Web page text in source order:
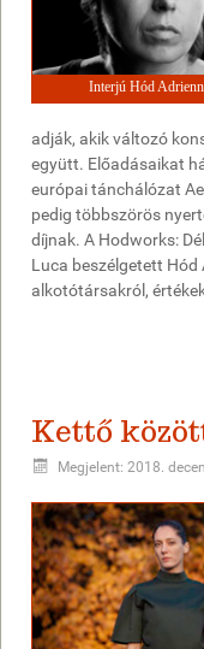
Interjú Hód
adják, akik változó
együtt. Előadásaikat
európai tánchálózat
pedig többszörös
díjnak. A Hodworks:
Luca beszélgetett Hód
alkotótársakról,
Kettő
Megjelent: 2018.